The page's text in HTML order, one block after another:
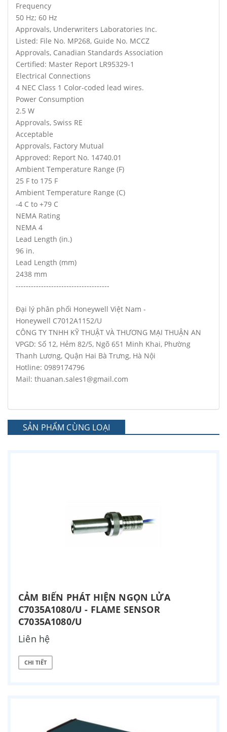
Frequency
50 Hz; 60 Hz
Approvals, Underwriters Laboratories Inc.
Listed: File No. MP268, Guide No. MCCZ
Approvals, Canadian Standards Association
Certified: Master Report LR95329-1
Electrical Connections
4 NEC Class 1 Color-coded lead wires.
Power Consumption
2.5 W
Approvals, Swiss RE
Acceptable
Approvals, Factory Mutual
Approved: Report No. 14740.01
Ambient Temperature Range (F)
25 F to 175 F
Ambient Temperature Range (C)
-4 C to +79 C
NEMA Rating
NEMA 4
Lead Length (in.)
96 in.
Lead Length (mm)
2438 mm
-------------------------------------
Đại lý phân phối Honeywell Việt Nam -
Honeywell C7012A1152/U
CÔNG TY TNHH KỸ THUẬT VÀ THƯƠNG MẠI THUẬN AN
VPGD: Số 12, Hẻm 82/5, Ngõ 651 Minh Khai, Phường
Thanh Lương, Quận Hai Bà Trưng, Hà Nội
Hotline: 0989174796
Mail: thuanan.sales1@gmail.com
SẢN PHẨM CÙNG LOẠI
CẢM BIẾN PHÁT HIỆN NGỌN LỬA
C7035A1080/U - FLAME SENSOR
C7035A1080/U
Liên hệ
CHI TIẾT